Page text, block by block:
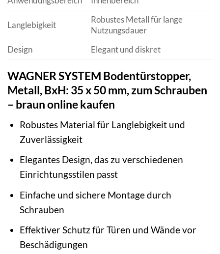
Langlebigkeit
Robustes Metall für lange
Nutzungsdauer
Design
Elegant und diskret
WAGNER SYSTEM Bodentürstopper,
Metall, BxH: 35 x 50 mm, zum Schrauben
– braun online kaufen
Robustes Material für Langlebigkeit und
Zuverlässigkeit
Elegantes Design, das zu verschiedenen
Einrichtungsstilen passt
Einfache und sichere Montage durch
Schrauben
Effektiver Schutz für Türen und Wände vor
Beschädigungen